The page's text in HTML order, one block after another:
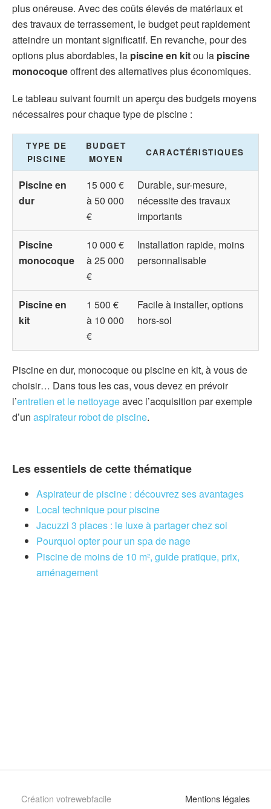
plus onéreuse. Avec des coûts élevés de matériaux et
des travaux de terrassement, le budget peut rapidement
atteindre un montant significatif. En revanche, pour des
options plus abordables, la piscine en kitou la piscine
monocoqueoffrent des alternatives plus économiques.
Le tableau suivant fournit un aperçu des budgets moyens
nécessaires pour chaque type de piscine :
TYPE DE
PISCINE
BUDGET
MOYEN
CARACTÉRISTIQUES
Piscine en
dur
15 000 €
à 50 000
€
Durable, sur-mesure,
nécessite des travaux
importants
Piscine
monocoque
10 000 €
à 25 000
€
Installation rapide, moins
personnalisable
Piscine en
kit
1 500 €
à 10 000
€
Facile à installer, options
hors-sol
Piscine en dur, monocoque ou piscine en kit, à vous de
choisir… Dans tous les cas, vous devez en prévoir
l’entretien et le nettoyageavec l’acquisition par exemple
d’un aspirateur robot de piscine.
Les essentiels de cette thématique
Aspirateur de piscine : découvrez ses avantages
Local technique pour piscine
Jacuzzi 3 places : le luxe à partager chez soi
Pourquoi opter pour un spa de nage
Piscine de moins de 10 m², guide pratique, prix,
aménagement
Création votrewebfacile Mentions légales